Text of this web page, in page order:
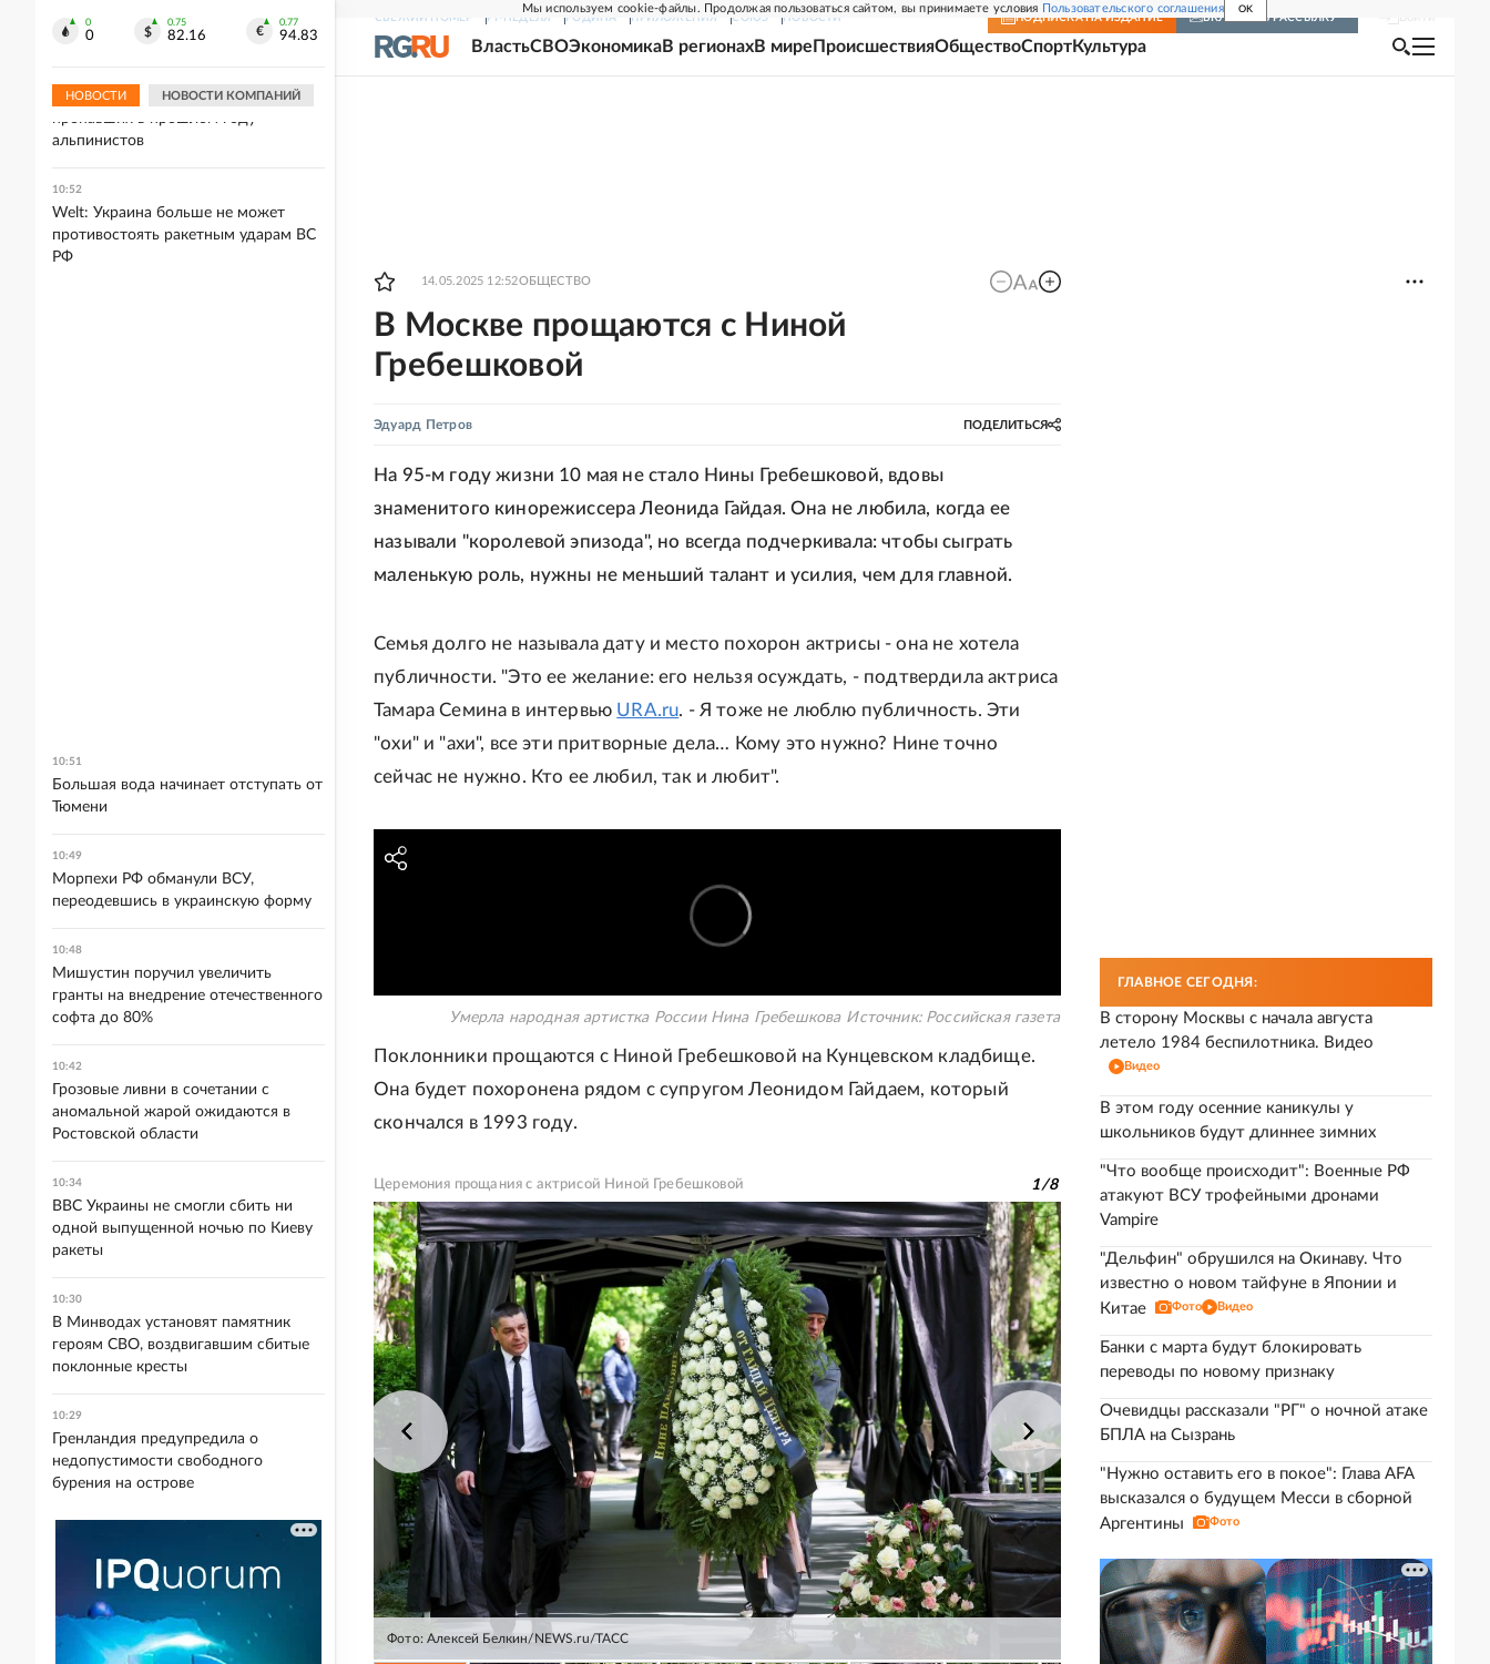
Мы используем cookie-файлы. Продолжая пользоваться сайтом, вы принимаете условия Пользовательского соглашения OK
СВЕЖИЙ НОМЕР РГ-НЕДЕЛЯ РОДИНА ПРИЛОЖЕНИЯ СОЮЗ НОВОСТИ ПОДПИСКА НА ИЗДАНИЕ ВКЛЮЧИТЬ РАССЫЛКУ
ВластьСВОЭкономикаВ регионахВ мире ПроисшествияОбществоСпортКультура
14.05.2025 12:52ОБЩЕСТВО
В Москве прощаются с Ниной
Гребешковой
Эдуард Петров ПОДЕЛИТЬСЯ
На 95-м году жизни 10 мая не стало Нины Гребешковой, вдовы
знаменитого кинорежиссера Леонида Гайдая. Она не любила, когда ее
называли "королевой эпизода", но всегда подчеркивала: чтобы сыграть
маленькую роль, нужны не меньший талант и усилия, чем для главной.
Семья долго не называла дату и место похорон актрисы - она не хотела
публичности. "Это ее желание: его нельзя осуждать, - подтвердила актриса
Тамара Семина в интервью URA.ru. - Я тоже не люблю публичность. Эти
"охи" и "ахи", все эти притворные дела… Кому это нужно? Нине точно
сейчас не нужно. Кто ее любил, так и любит".
Умерла народная артистка России Нина Гребешкова Источник: Российская газета
Поклонники прощаются с Ниной Гребешковой на Кунцевском кладбище.
Она будет похоронена рядом с супругом Леонидом Гайдаем, который
скончался в 1993 году.
Церемония прощания с актрисой Ниной Гребешковой 1/8
Фото: Алексей Белкин/NEWS.ru/ТАСС
ГЛАВНОЕ СЕГОДНЯ:
В сторону Москвы с начала августа
летело 1984 беспилотника. Видео
Видео
В этом году осенние каникулы у
школьников будут длиннее зимних
"Что вообще происходит": Военные РФ
атакуют ВСУ трофейными дронами
Vampire
"Дельфин" обрушился на Окинаву. Что
известно о новом тайфуне в Японии и
Китае
Фото Видео
Банки с марта будут блокировать
переводы по новому признаку
Очевидцы рассказали "РГ" о ночной атаке
БПЛА на Сызрань
"Нужно оставить его в покое": Глава AFA
высказался о будущем Месси в сборной
Аргентины
Фото
0
0
0.75
82.16
0.77
94.83
НОВОСТИ НОВОСТИ КОМПАНИЙ
скейтбординг с флагом и гимном
В Непале обнаружили пять тел
пропавших в прошлом году
альпинистов
10:52
Welt: Украина больше не может
противостоять ракетным ударам ВС
РФ
10:51
Большая вода начинает отступать от
Тюмени
10:49
Морпехи РФ обманули ВСУ,
переодевшись в украинскую форму
10:48
Мишустин поручил увеличить
гранты на внедрение отечественного
софта до 80%
10:42
Грозовые ливни в сочетании с
аномальной жарой ожидаются в
Ростовской области
10:34
ВВС Украины не смогли сбить ни
одной выпущенной ночью по Киеву
ракеты
10:30
В Минводах установят памятник
героям СВО, воздвигавшим сбитые
поклонные кресты
10:29
Гренландия предупредила о
недопустимости свободного
бурения на острове